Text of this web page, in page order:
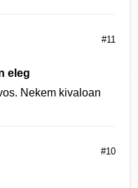
#11
eleg
Nekem kivaloan
#10